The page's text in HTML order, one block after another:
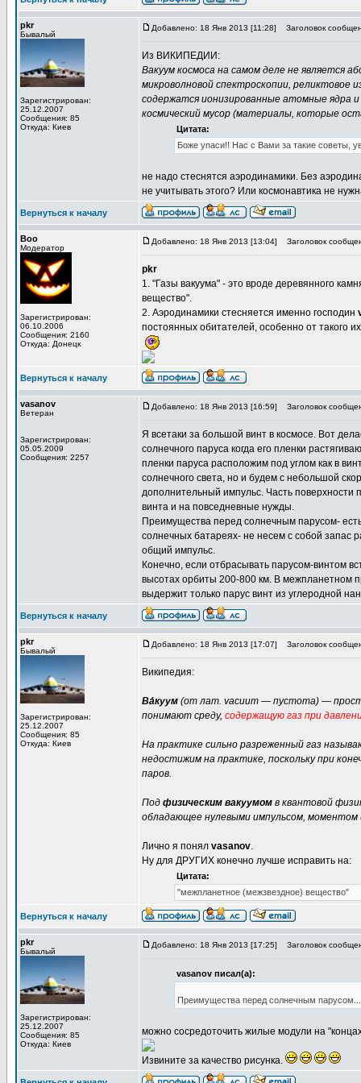
pkr
Бывалый
Зарегистрирован:
25.12.2007
Сообщения: 85
Откуда: Киев
Добавлено: 18 Янв 2013 [11:28] Заголовок
Из ВИКИПЕДИИ:
Вакуум космоса на самом деле не
микроволновой спектроскопии, реликтовое
содержатся ионизированные атомные ядра
космический мусор (материалы, которые
Цитата:
Боже упаси!! Нас с Вами за такие советы,
не надо стеснятся аэродинамики. Без
не учитывать этого? Или космонавтика не
Вернуться к началу
Boo
Модератор
Зарегистрирован:
06.10.2006
Сообщения: 2160
Откуда: Донецк
Добавлено: 18 Янв 2013 [13:04] Заголовок
pkr
1. "Газы вакуума" - это вроде деревянного
вещество".
2. Аэродинамики стесняется именно господин
постоянных обитателей, особенно от такого
Вернуться к началу
vasanov
Ветеран
Зарегистрирован:
05.05.2009
Сообщения: 2257
Добавлено: 18 Янв 2013 [16:59] Заголовок
Я всетаки за большой винт в космосе. Вот
солнечного паруса когда его пленки
пленки паруса расположим под углом как в
солнечного света, но и будем с небольшой
дополнительный импульс. Часть поверхности
винта и на повседневные нужды.
Преимущества перед солнечным парусом-
солнечных батареях- не несем с собой запас
общий импульс.
Конечно, если отбрасывать парусом-винтом
высотах орбиты 200-800 км. В межпланетном
выдержит только парус винт из углеродной
Вернуться к началу
pkr
Бывалый
Зарегистрирован:
25.12.2007
Сообщения: 85
Откуда: Киев
Добавлено: 18 Янв 2013 [17:07] Заголовок
Википедия:
Ва́куум (от лат. vacuum — пустота) —
понимают среду, содержащую газ при
На практике сильно разреженный газ
недостижим на практике, поскольку при
паров.
Под физическим вакуумом в квантовой
обладающее нулевыми импульсом, моментом
Лично я понял vasanov.
Ну для ДРУГИХ конечно лучше исправить на:
Цитата:
"межпланетное (межзвездное) вещество"
Вернуться к началу
pkr
Бывалый
Зарегистрирован:
25.12.2007
Сообщения: 85
Откуда: Киев
Добавлено: 18 Янв 2013 [17:25] Заголовок
vasanov писал(а):
Преимущества перед солнечным парусом...
можно сосредоточить жилые модули на
Извините за качество рисунка.